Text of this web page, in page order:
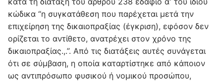
κώδικα “η συγκατάθεση που παρέχεται μετά την
επιχείρηση της δικαιοπραξίας (έγκριση), εφόσον δεν
ορίζεται το αντίθετο, ανατρέχει στον χρόνο της
δικαιοπραξίας.,.”. Από τις διατάξεις αυτές συνάγεται
ότι σε σύμβαση, η οποία καταρτίστηκε από κάποιον
ως αντιπρόσωπο φυσικού ή νομικού προσώπου,